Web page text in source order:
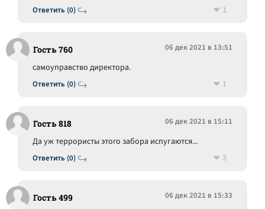
Ответить (0)
1
Гость 760 06 дек 2021 в 13:51
Ответить (0)
самоуправство директора.
1
Гость 818 06 дек 2021 в 15:11
Ответить (0)
Да уж террористы этого забора испугаются...
3
Гость 499 06 дек 2021 в 15:33